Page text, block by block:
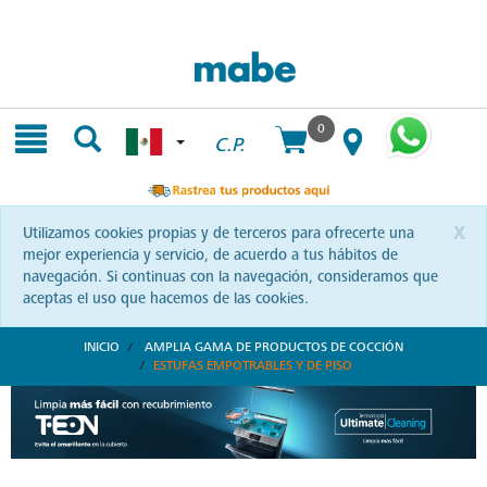
C.P.
0
x
Utilizamos cookies propias y de terceros para ofrecerte una
mejor experiencia y servicio, de acuerdo a tus hábitos de
navegación. Si continuas con la navegación, consideramos que
aceptas el uso que hacemos de las cookies.
INICIO
AMPLIA GAMA DE PRODUCTOS DE COCCIÓN
ESTUFAS EMPOTRABLES Y DE PISO